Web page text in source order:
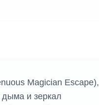
Magician Escape),
и зеркал